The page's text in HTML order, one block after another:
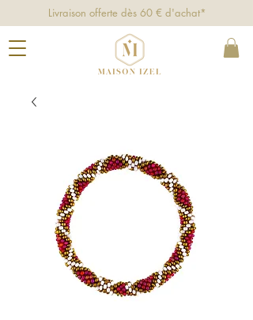
Livraison offerte dès 60 € d'achat*